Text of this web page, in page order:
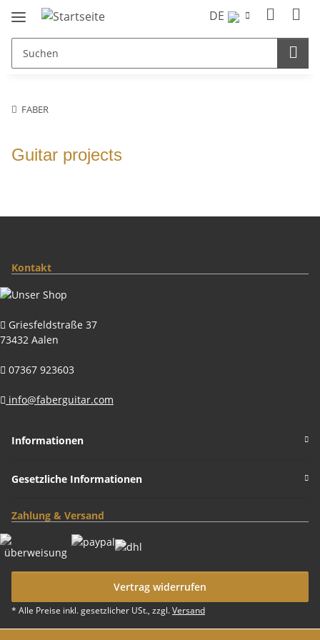
DE
FABER
Guitar projects
Kontakt
Griesfeldstraße 37
73432 Aalen
07367 923603
info@faberguitar.com
Informationen
Gesetzliche Informationen
Zahlung & Versand
Vertrag widerrufen
* Alle Preise inkl. gesetzlicher USt., zzgl.Versand